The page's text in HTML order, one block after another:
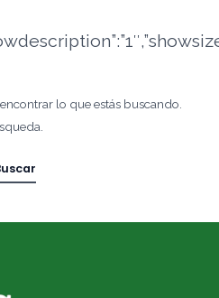
lo que estás buscando.